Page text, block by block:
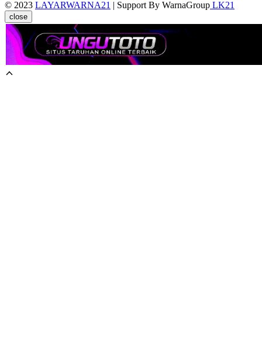
© 2023 LAYARWARNA21 | Support By WarnaGroup LK21
close